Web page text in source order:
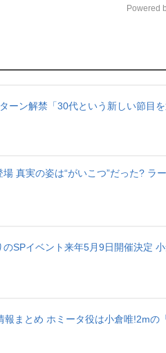
Powered
ーン解禁「30代という新しい節目を
真実の姿は“がいこつ”だった? ラ
SPイベント来年5月9日開催決定
報まとめ ホミータ役は小倉唯!2mの